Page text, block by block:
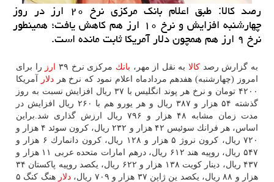
رصد كالا: طبق اعلام بانك مركزی نرخ ۲۰ ارز در روز
چهارشنبه افزایش و نرخ ۱۰ ارز هم كاهش یافت؛ همینطور
نرخ ۹ ارز هم همچون دلار آمریكا ثابت مانده است.
به گزارش رصد كالابه نقل از مهر، بانك مركزی نرخ ۳۹ ارز را برای
امروز (چهارشنبه) هفدهم مردادماه اعلام نمود كه نرخ هردلار
آمریكا
۴۲۰۰ تومان و نرخ هر پوند انگلیس با ۳۷ ریال افزایش نسبت به روز
گذشته ۵۴ هزار و ۳۸۷ ریال و هر یورو هم با ۲۶۰ ریال افزایش در
مدت زمان مشابه ۴۸ هزار و ۷۹۶ ریال ارزش گذاری شد.براین
اساس، هر فرانك سوئیس ۴۲ هزار و ۲۳۲ ریال، كرون سوئد ۴ هزار و
۷۲۰ ریال، كرون نروژ ۵ هزار و ۱۲۸ ریال، كرون دانمارك ۶ هزار و
۵۴۷ ریال، روپیه هند ۶۱۲ ریال، درهم امارات متحده عربی ۱۱ هزار و
۴۳۷ ریال، دینار كویت ۱۳۸ هزار و ۶۲۲ ریال، یكصد روپیه پاكستان ۳۴
هزار و ۸۸ ریال، یكصد ین ژاپن ۳۷ هزار و ۷۰۹ ریال،
دلار
هنگ كنگ ۵